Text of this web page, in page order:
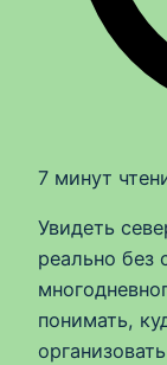
7 минут
Увидеть
реально без
понимать,